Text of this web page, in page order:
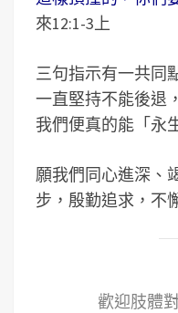
來12:1-3上
三句指示有一共同
一直堅持不能後退
我們便真的能「永
願我們同心進深、
步，殷勤追求，不
歡迎肢體